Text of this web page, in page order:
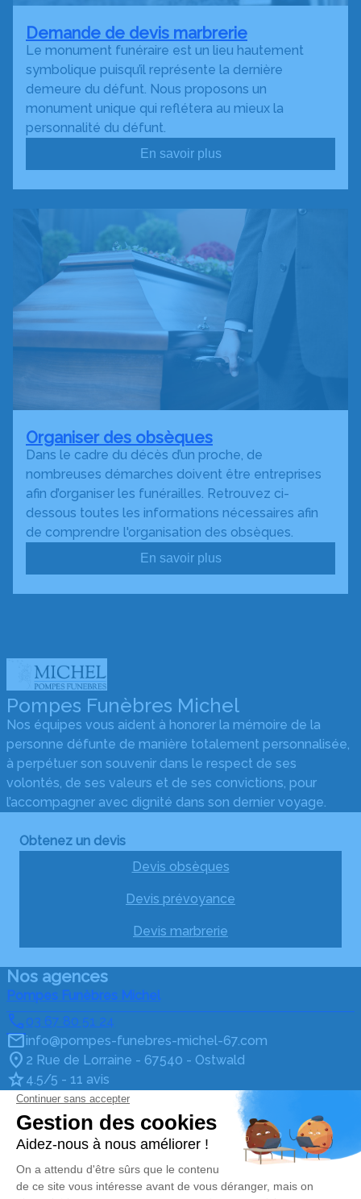
Demande de devis marbrerie
Le monument funéraire est un lieu hautement
symbolique puisqu’il représente la dernière
demeure du défunt. Nous proposons un
monument unique qui reflétera au mieux la
personnalité du défunt.
En savoir plus
Organiser des obsèques
Dans le cadre du décès d’un proche, de
nombreuses démarches doivent être entreprises
afin d’organiser les funérailles. Retrouvez ci-
dessous toutes les informations nécessaires afin
de comprendre l'organisation des obsèques.
En savoir plus
Pompes Funèbres Michel
Nos équipes vous aident à honorer la mémoire de la
personne défunte de manière totalement personnalisée,
à perpétuer son souvenir dans le respect de ses
volontés, de ses valeurs et de ses convictions, pour
l’accompagner avec dignité dans son dernier voyage.
Obtenez un devis
Devis obsèques
Devis prévoyance
Devis marbrerie
Nos agences
Pompes Funèbres Michel
03 67 80 51 24
info@pompes-funebres-michel-67.com
2 Rue de Lorraine - 67540 - Ostwald
4.5/5 - 11 avis
Pompes Funèbres Michel (centre)
03 67 80 51 24
info@pompes-funebres-michel-67.com
7, cours de l'Illiade - 67400 - Illkirch-Graffenstaden
4.9/5 - 31 avis